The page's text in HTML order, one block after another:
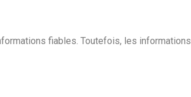
fiables. Toutefois, les